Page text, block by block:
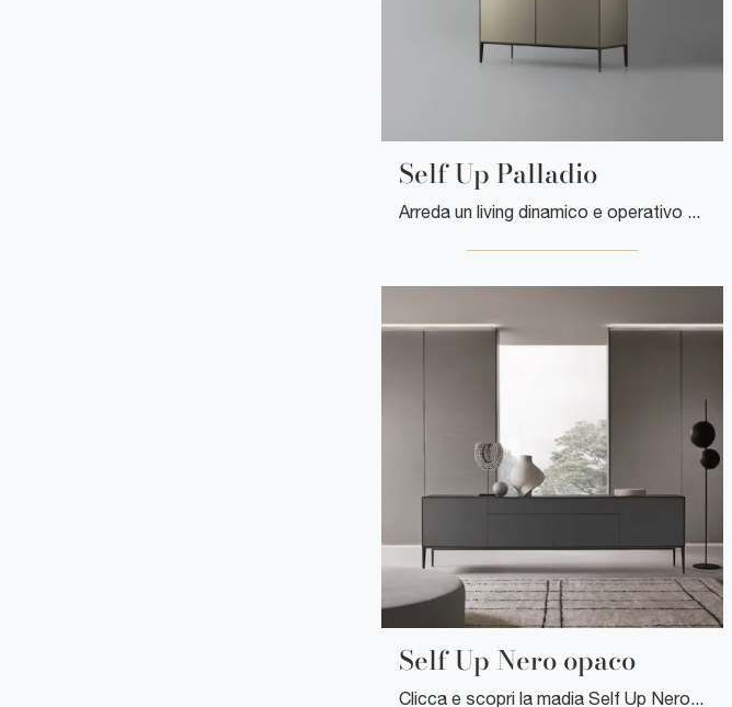
Self Up Palladio
Arreda un living dinamico e operativo con questa madia Self Up Palladio di Rimadesio: scopri le più originali Madie in vetro.
Self Up Nero opaco